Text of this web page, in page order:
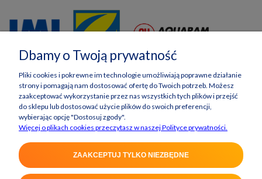
Dbamy o Twoją prywatność
Pliki cookies i pokrewne im technologie umożliwiają poprawne działanie
strony i pomagają nam dostosować ofertę do Twoich potrzeb. Możesz
zaakceptować wykorzystanie przez nas wszystkich tych plików i przejść
do sklepu lub dostosować użycie plików do swoich preferencji,
wybierając opcję "Dostosuj zgody".
Więcej o plikach cookies przeczytasz w naszej Polityce prywatności.
ZAAKCEPTUJ TYLKO NIEZBĘDNE